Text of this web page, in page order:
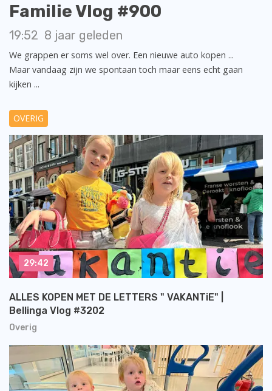
Familie Vlog #900
19:52 8 jaar geleden
We grappen er soms wel over. Een nieuwe auto kopen ...
Maar vandaag zijn we spontaan toch maar eens echt gaan
kijken ...
OVERIG
Overig
ALLES KOPEN MET DE LETTERS " VAKANTiE" |
Bellinga Vlog #3202
29:42